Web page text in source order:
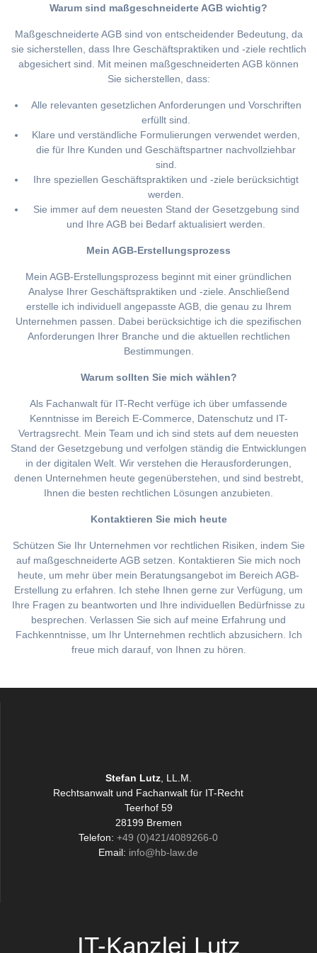
Warum sind maßgeschneiderte AGB wichtig?
Maßgeschneiderte AGB sind von entscheidender Bedeutung, da
sie sicherstellen, dass Ihre Geschäftspraktiken und -ziele rechtlich
abgesichert sind. Mit meinen maßgeschneiderten AGB können
Sie sicherstellen, dass:
Alle relevanten gesetzlichen Anforderungen und Vorschriften
erfüllt sind.
Klare und verständliche Formulierungen verwendet werden,
die für Ihre Kunden und Geschäftspartner nachvollziehbar
sind.
Ihre speziellen Geschäftspraktiken und -ziele berücksichtigt
werden.
Sie immer auf dem neuesten Stand der Gesetzgebung sind
und Ihre AGB bei Bedarf aktualisiert werden.
Mein AGB-Erstellungsprozess
Mein AGB-Erstellungsprozess beginnt mit einer gründlichen
Analyse Ihrer Geschäftspraktiken und -ziele. Anschließend
erstelle ich individuell angepasste AGB, die genau zu Ihrem
Unternehmen passen. Dabei berücksichtige ich die spezifischen
Anforderungen Ihrer Branche und die aktuellen rechtlichen
Bestimmungen.
Warum sollten Sie mich wählen?
Als Fachanwalt für IT-Recht verfüge ich über umfassende
Kenntnisse im Bereich E-Commerce, Datenschutz und IT-
Vertragsrecht. Mein Team und ich sind stets auf dem neuesten
Stand der Gesetzgebung und verfolgen ständig die Entwicklungen
in der digitalen Welt. Wir verstehen die Herausforderungen,
denen Unternehmen heute gegenüberstehen, und sind bestrebt,
Ihnen die besten rechtlichen Lösungen anzubieten.
Kontaktieren Sie mich heute
Schützen Sie Ihr Unternehmen vor rechtlichen Risiken, indem Sie
auf maßgeschneiderte AGB setzen. Kontaktieren Sie mich noch
heute, um mehr über mein Beratungsangebot im Bereich AGB-
Erstellung zu erfahren. Ich stehe Ihnen gerne zur Verfügung, um
Ihre Fragen zu beantworten und Ihre individuellen Bedürfnisse zu
besprechen. Verlassen Sie sich auf meine Erfahrung und
Fachkenntnisse, um Ihr Unternehmen rechtlich abzusichern. Ich
freue mich darauf, von Ihnen zu hören.
Stefan Lutz, LL.M.
Rechtsanwalt und Fachanwalt für IT-Recht
Teerhof 59
28199 Bremen
Telefon: +49 (0)421/4089266-0
Email: info@hb-law.de
IT-Kanzlei Lutz